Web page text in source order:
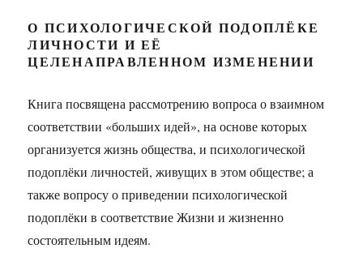
О ПСИХОЛОГИЧЕСКОЙ ПОДОПЛЁКЕ
ЛИЧНОСТИ И ЕЁ
ЦЕЛЕНАПРАВЛЕННОМ ИЗМЕНЕНИИ
Книга посвящена рассмотрению вопроса о взаимном
соответствии «больших идей», на основе которых
организуется жизнь общества, и психологической
подоплёки личностей, живущих в этом обществе; а
также вопросу о приведении психологической
подоплёки в соответствие Жизни и жизненно
состоятельным идеям.